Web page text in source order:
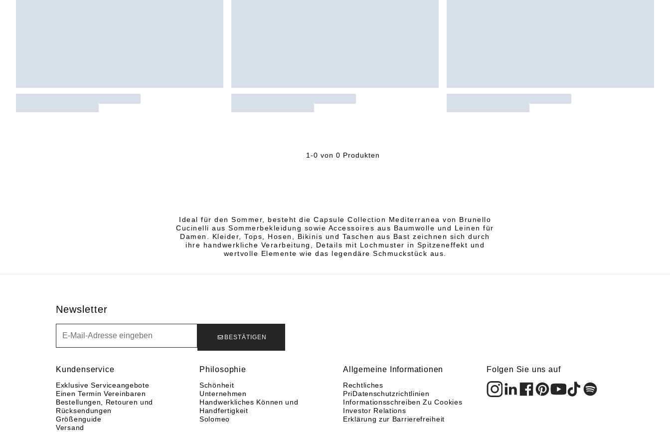
1-0 von 0 Produkten
Ideal für den Sommer, besteht die Capsule Collection Mediterranea von Brunello
Cucinelli aus Sommerbekleidung sowie Accessoires aus Baumwolle und Leinen für
Damen. Kleider, Tops, Hosen, Bikinis und Taschen aus Bast zeichnen sich durch
ihre handwerkliche Verarbeitung, Details mit Lochmuster in Spitzeneffekt und
wertvolle Elemente wie das legendäre Schmuckstück aus.
Newsletter
BESTÄTIGEN
Kundenservice
Exklusive Serviceangebote
Einen Termin Vereinbaren
Bestellungen, Retouren und
Rücksendungen
Größenguide
Versand
Philosophie
Schönheit
Unternehmen
Handwerkliches Können und
Handfertigkeit
Solomeo
Allgemeine Informationen
Rechtliches
PriDatenschutzrichtlinien
Informationsschreiben Zu Cookies
Investor Relations
Erklärung zur Barrierefreiheit
Folgen Sie uns auf